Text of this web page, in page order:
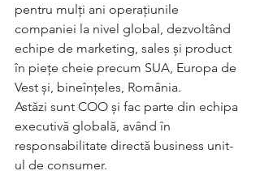
pentru mulți ani operațiunile
companiei la nivel global, dezvoltând
echipe de marketing, sales și product
în piețe cheie precum SUA, Europa de
Vest și, bineînțeles, România.
Astăzi sunt COO și fac parte din echipa
executivă globală, având în
responsabilitate directă business unit-
ul de consumer.